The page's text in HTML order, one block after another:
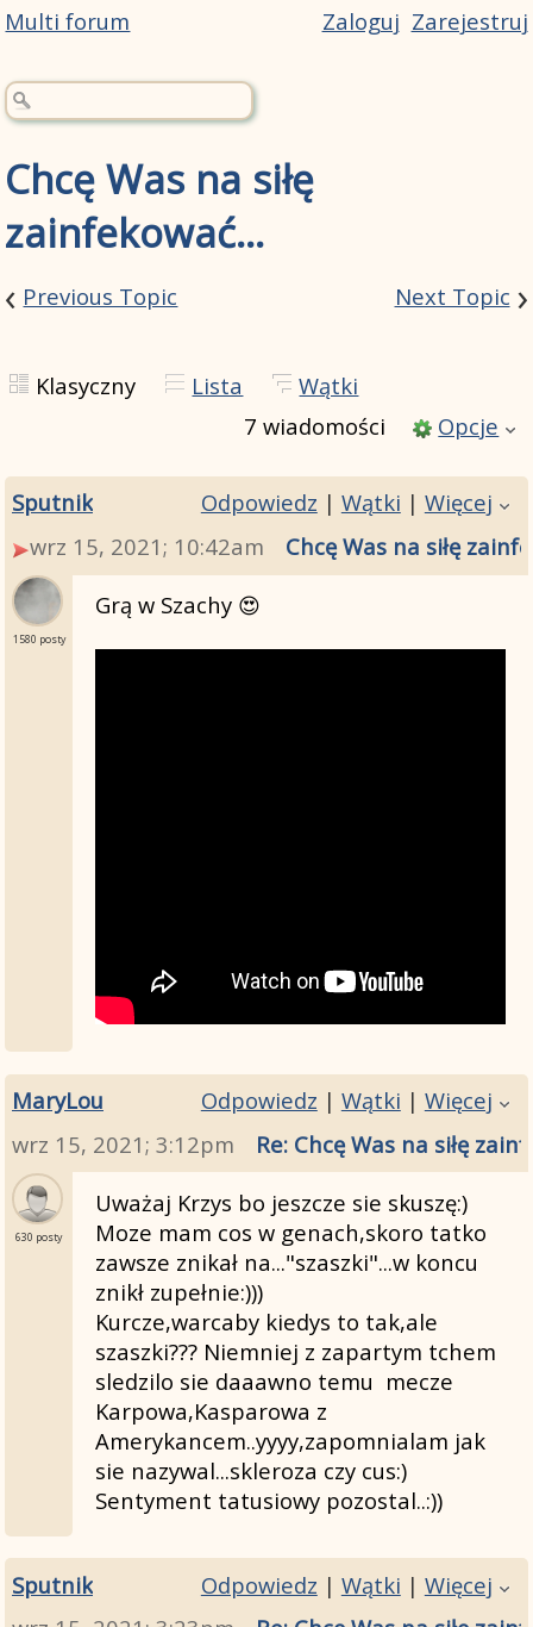
Multi forum Zaloguj Zarejestruj
Chcę Was na siłę
zainfekować...
‹ Previous Topic Next Topic ›
Klasyczny Lista
Wątki
7 wiadomości
Opcje
Sputnik Odpowiedz | Wątki | Więcej
wrz 15, 2021; 10:42am
Chcę Was na siłę
1580 posty
Grą w Szachy 😍
MaryLou Odpowiedz | Wątki | Więcej
wrz 15, 2021; 3:12pm
Re: Chcę Was na siłę
630 posty
Uważaj Krzys bo jeszcze sie skuszę:)
Moze mam cos w genach,skoro tatko
zawsze znikał na..."szaszki"...w koncu
znikł zupełnie:)))
Kurcze,warcaby kiedys to tak,ale
szaszki??? Niemniej z zapartym tchem
sledzilo sie daaawno temu mecze
Karpowa,Kasparowa z
Amerykancem..yyyy,zapomnialam jak
sie nazywal...skleroza czy cus:)
Sentyment tatusiowy pozostal..:))
Sputnik Odpowiedz | Wątki | Więcej